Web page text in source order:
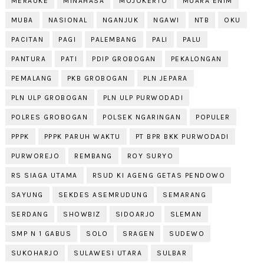
MUBA NASIONAL NGANJUK NGAWI NTB OKU
PACITAN PAGI PALEMBANG PALI PALU
PANTURA PATI PDIP GROBOGAN PEKALONGAN
PEMALANG PKB GROBOGAN PLN JEPARA
PLN ULP GROBOGAN PLN ULP PURWODADI
POLRES GROBOGAN POLSEK NGARINGAN POPULER
PPPK PPPK PARUH WAKTU PT BPR BKK PURWODADI
PURWOREJO REMBANG ROY SURYO
RS SIAGA UTAMA RSUD KI AGENG GETAS PENDOWO
SAYUNG SEKDES ASEMRUDUNG SEMARANG
SERDANG SHOWBIZ SIDOARJO SLEMAN
SMP N 1 GABUS SOLO SRAGEN SUDEWO
SUKOHARJO SULAWESI UTARA SULBAR